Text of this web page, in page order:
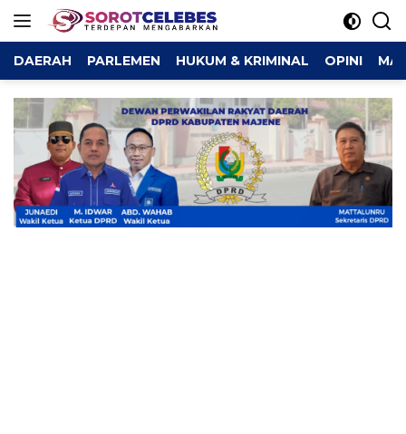
DAERAH PARLEMEN HUKUM & KRIMINAL OPINI